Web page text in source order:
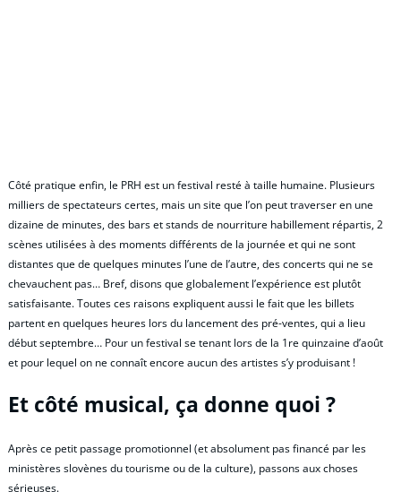
Côté pratique enfin, le PRH est un festival resté à taille humaine. Plusieurs
milliers de spectateurs certes, mais un site que l’on peut traverser en une
dizaine de minutes, des bars et stands de nourriture habillement répartis, 2
scènes utilisées à des moments différents de la journée et qui ne sont
distantes que de quelques minutes l’une de l’autre, des concerts qui ne se
chevauchent pas… Bref, disons que globalement l’expérience est plutôt
satisfaisante. Toutes ces raisons expliquent aussi le fait que les billets
partent en quelques heures lors du lancement des pré-ventes, qui a lieu
début septembre… Pour un festival se tenant lors de la 1re quinzaine d’août
et pour lequel on ne connaît encore aucun des artistes s’y produisant !
Et côté musical, ça donne quoi ?
Après ce petit passage promotionnel (et absolument pas financé par les
ministères slovènes du tourisme ou de la culture), passons aux choses
sérieuses.